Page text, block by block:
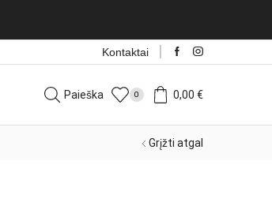
Kontaktai
Paieška 0 0,00 €
Grįžti atgal